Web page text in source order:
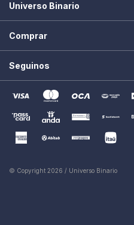
Universo Binario
Comprar
Seguinos
© Copyright 2026 / Universo Binario